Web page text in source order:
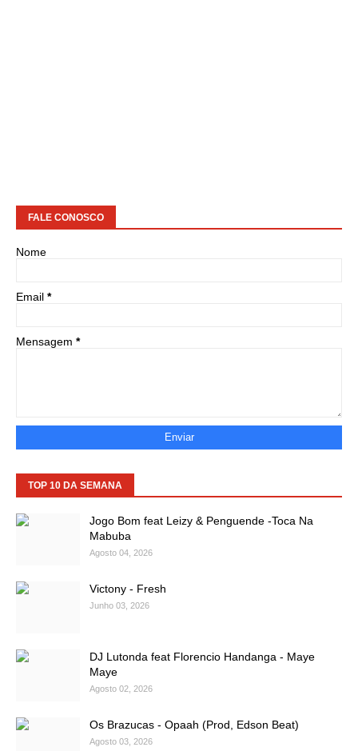
FALE CONOSCO
Nome
Email *
Mensagem *
TOP 10 DA SEMANA
Jogo Bom feat Leizy & Penguende -Toca Na
Mabuba
Agosto 04, 2026
Victony - Fresh
Junho 03, 2026
DJ Lutonda feat Florencio Handanga - Maye
Maye
Agosto 02, 2026
Os Brazucas - Opaah (Prod, Edson Beat)
Agosto 03, 2026